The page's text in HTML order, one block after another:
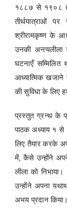
१८८७ से १९०८
तीर्थयात्राओं
श्रीरामकृष्ण के
उनकी
घटनाएँ
आध्यात्मिक खजाने
की सुविधा के लिए
प्रस्तुत ग्रन्थ के
पाठक अध्याय १
लिए तैयार करके
में, कैसे उन्होंने
लीला को
उन्होंने अपना
अभय प्रदान किया।